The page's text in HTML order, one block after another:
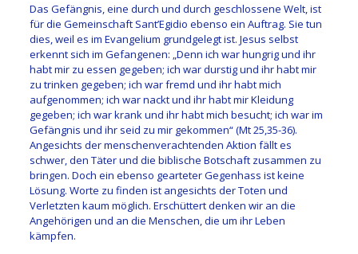
Das Gefängnis, eine durch und durch geschlossene Welt, ist
für die Gemeinschaft Sant’Egidio ebenso ein Auftrag. Sie tun
dies, weil es im Evangelium grundgelegt ist. Jesus selbst
erkennt sich im Gefangenen: „Denn ich war hungrig und ihr
habt mir zu essen gegeben; ich war durstig und ihr habt mir
zu trinken gegeben; ich war fremd und ihr habt mich
aufgenommen; ich war nackt und ihr habt mir Kleidung
gegeben; ich war krank und ihr habt mich besucht; ich war im
Gefängnis und ihr seid zu mir gekommen“ (Mt 25,35-36).
Angesichts der menschenverachtenden Aktion fällt es
schwer, den Täter und die biblische Botschaft zusammen zu
bringen. Doch ein ebenso gearteter Gegenhass ist keine
Lösung. Worte zu finden ist angesichts der Toten und
Verletzten kaum möglich. Erschüttert denken wir an die
Angehörigen und an die Menschen, die um ihr Leben
kämpfen.